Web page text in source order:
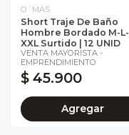
O´MAS
Short Traje De Baño
Hombre Bordado M-L-
XXL Surtido | 12 UNID
VENTA MAYORISTA -
EMPRENDIMIENTO
$ 45.900
Agregar